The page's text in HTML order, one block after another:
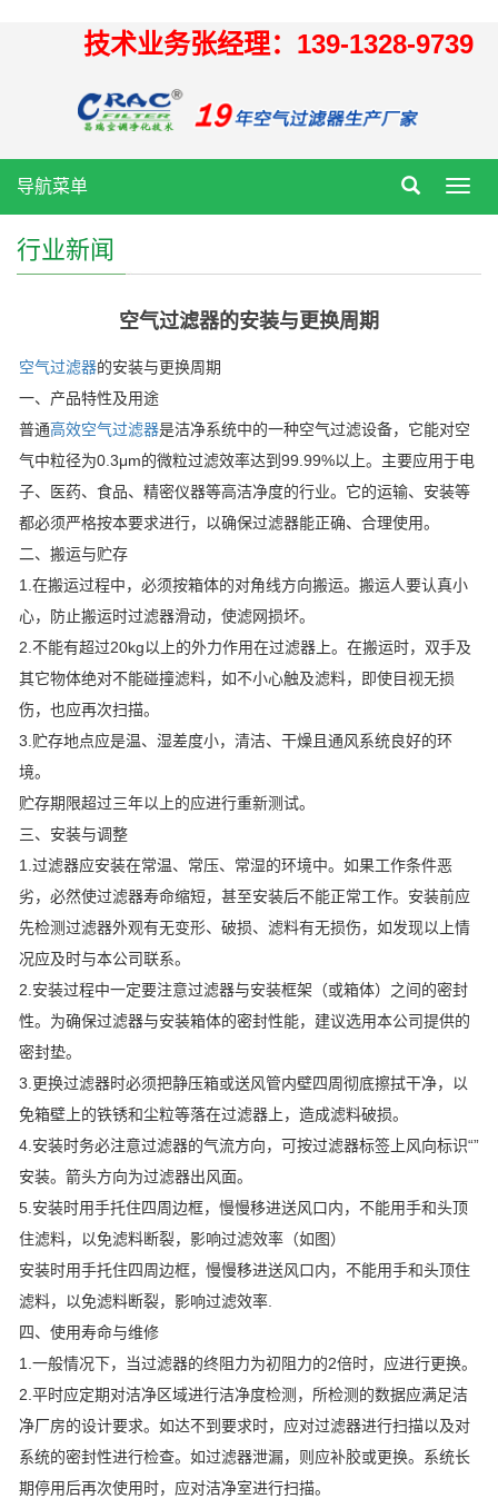
技术业务张经理：139-1328-9739
导航菜单
行业新闻
空气过滤器的安装与更换周期
空气过滤器的安装与更换周期
一、产品特性及用途
普通高效空气过滤器是洁净系统中的一种空气过滤设备，它能对空
气中粒径为0.3μm的微粒过滤效率达到99.99%以上。主要应用于电
子、医药、食品、精密仪器等高洁净度的行业。它的运输、安装等
都必须严格按本要求进行，以确保过滤器能正确、合理使用。
二、搬运与贮存
1.在搬运过程中，必须按箱体的对角线方向搬运。搬运人要认真小
心，防止搬运时过滤器滑动，使滤网损坏。
2.不能有超过20kg以上的外力作用在过滤器上。在搬运时，双手及
其它物体绝对不能碰撞滤料，如不小心触及滤料，即使目视无损
伤，也应再次扫描。
3.贮存地点应是温、湿差度小，清洁、干燥且通风系统良好的环
境。
贮存期限超过三年以上的应进行重新测试。
三、安装与调整
1.过滤器应安装在常温、常压、常湿的环境中。如果工作条件恶
劣，必然使过滤器寿命缩短，甚至安装后不能正常工作。安装前应
先检测过滤器外观有无变形、破损、滤料有无损伤，如发现以上情
况应及时与本公司联系。
2.安装过程中一定要注意过滤器与安装框架（或箱体）之间的密封
性。为确保过滤器与安装箱体的密封性能，建议选用本公司提供的
密封垫。
3.更换过滤器时必须把静压箱或送风管内壁四周彻底擦拭干净，以
免箱壁上的铁锈和尘粒等落在过滤器上，造成滤料破损。
4.安装时务必注意过滤器的气流方向，可按过滤器标签上风向标识“”
安装。箭头方向为过滤器出风面。
5.安装时用手托住四周边框，慢慢移进送风口内，不能用手和头顶
住滤料，以免滤料断裂，影响过滤效率（如图）
安装时用手托住四周边框，慢慢移进送风口内，不能用手和头顶住
滤料，以免滤料断裂，影响过滤效率.
四、使用寿命与维修
1.一般情况下，当过滤器的终阻力为初阻力的2倍时，应进行更换。
2.平时应定期对洁净区域进行洁净度检测，所检测的数据应满足洁
净厂房的设计要求。如达不到要求时，应对过滤器进行扫描以及对
系统的密封性进行检查。如过滤器泄漏，则应补胶或更换。系统长
期停用后再次使用时，应对洁净室进行扫描。